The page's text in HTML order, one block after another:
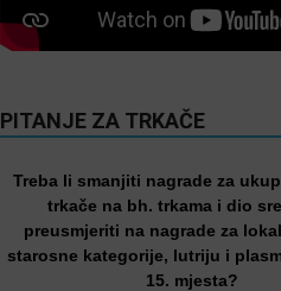
PITANJE ZA TRKAČE
Treba li smanjiti nagrade za
trkače na bh. trkama i dio
preusmjeriti na nagrade za
starosne kategorije, lutriju i
15. mjesta?